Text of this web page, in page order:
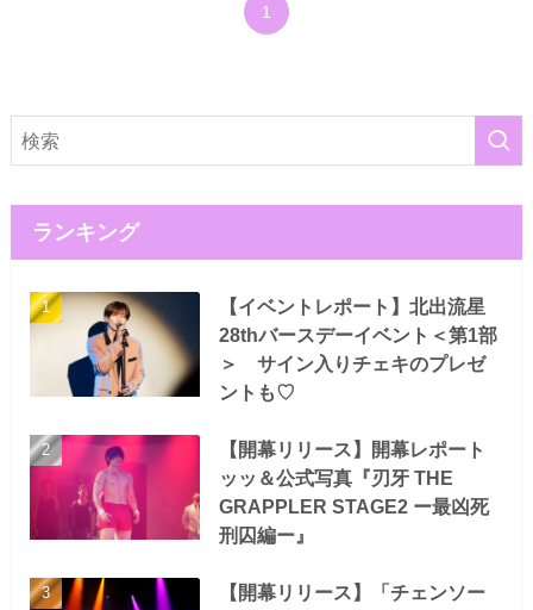
1
ランキング
【イベントレポート】北出流星
28thバースデーイベント＜第1部
＞ サイン入りチェキのプレゼ
ントも♡
【開幕リリース】開幕レポート
ッッ＆公式写真『刃牙 THE
GRAPPLER STAGE2 ー最凶死
刑囚編ー』
【開幕リリース】「チェンソー